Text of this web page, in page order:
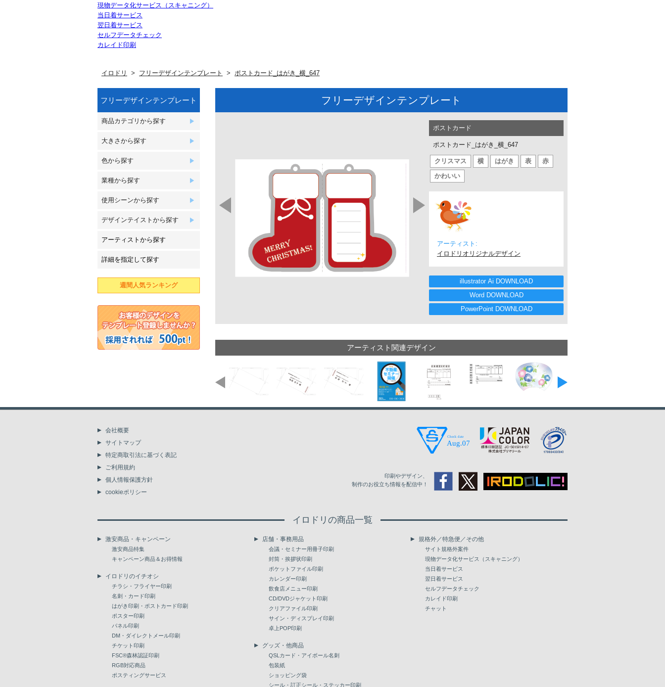
現物データ化サービス（スキャニング）
当日着サービス
翌日着サービス
セルフデータチェック
カレイド印刷
イロドリ フリーデザインテンプレート ポストカード_はがき_横_647
フリーデザインテンプレート
商品カテゴリから探す
大きさから探す
色から探す
業種から探す
使用シーンから探す
デザインテイストから探す
アーティストから探す
詳細を指定して探す
週間人気ランキング
フリーデザインテンプレート
ポストカード
ポストカード_はがき_横_647
クリスマス 横 はがき 表
赤
かわいい
アーティスト:
イロドリオリジナルデザイン
illustrator Ai DOWNLOAD
Word DOWNLOAD
PowerPoint DOWNLOAD
アーティスト関連デザイン
会社概要
サイトマップ
特定商取引法に基づく表記
ご利用規約
個人情報保護方針
cookieポリシー
印刷やデザイン、
制作のお役立ち情報を配信中！
イロドリの商品一覧
激安商品・キャンペーン
激安商品特集
キャンペーン商品＆お得情報
イロドリのイチオシ
チラシ・フライヤー印刷
名刺・カード印刷
はがき印刷・ポストカード印刷
ポスター印刷
パネル印刷
DM・ダイレクトメール印刷
チケット印刷
FSC®森林認証印刷
RGB対応商品
ポスティングサービス
店舗・事務用品
会議・セミナー用冊子印刷
封筒・挨拶状印刷
ポケットファイル印刷
カレンダー印刷
飲食店メニュー印刷
CD/DVDジャケット印刷
クリアファイル印刷
サイン・ディスプレイ印刷
卓上POP印刷
グッズ・他商品
QSLカード・アイボール名刺
包装紙
ショッピング袋
シール・訂正シール・ステッカー印刷
規格外／特急便／その他
サイト規格外案件
現物データ化サービス（スキャニング）
当日着サービス
翌日着サービス
セルフデータチェック
カレイド印刷
チャット